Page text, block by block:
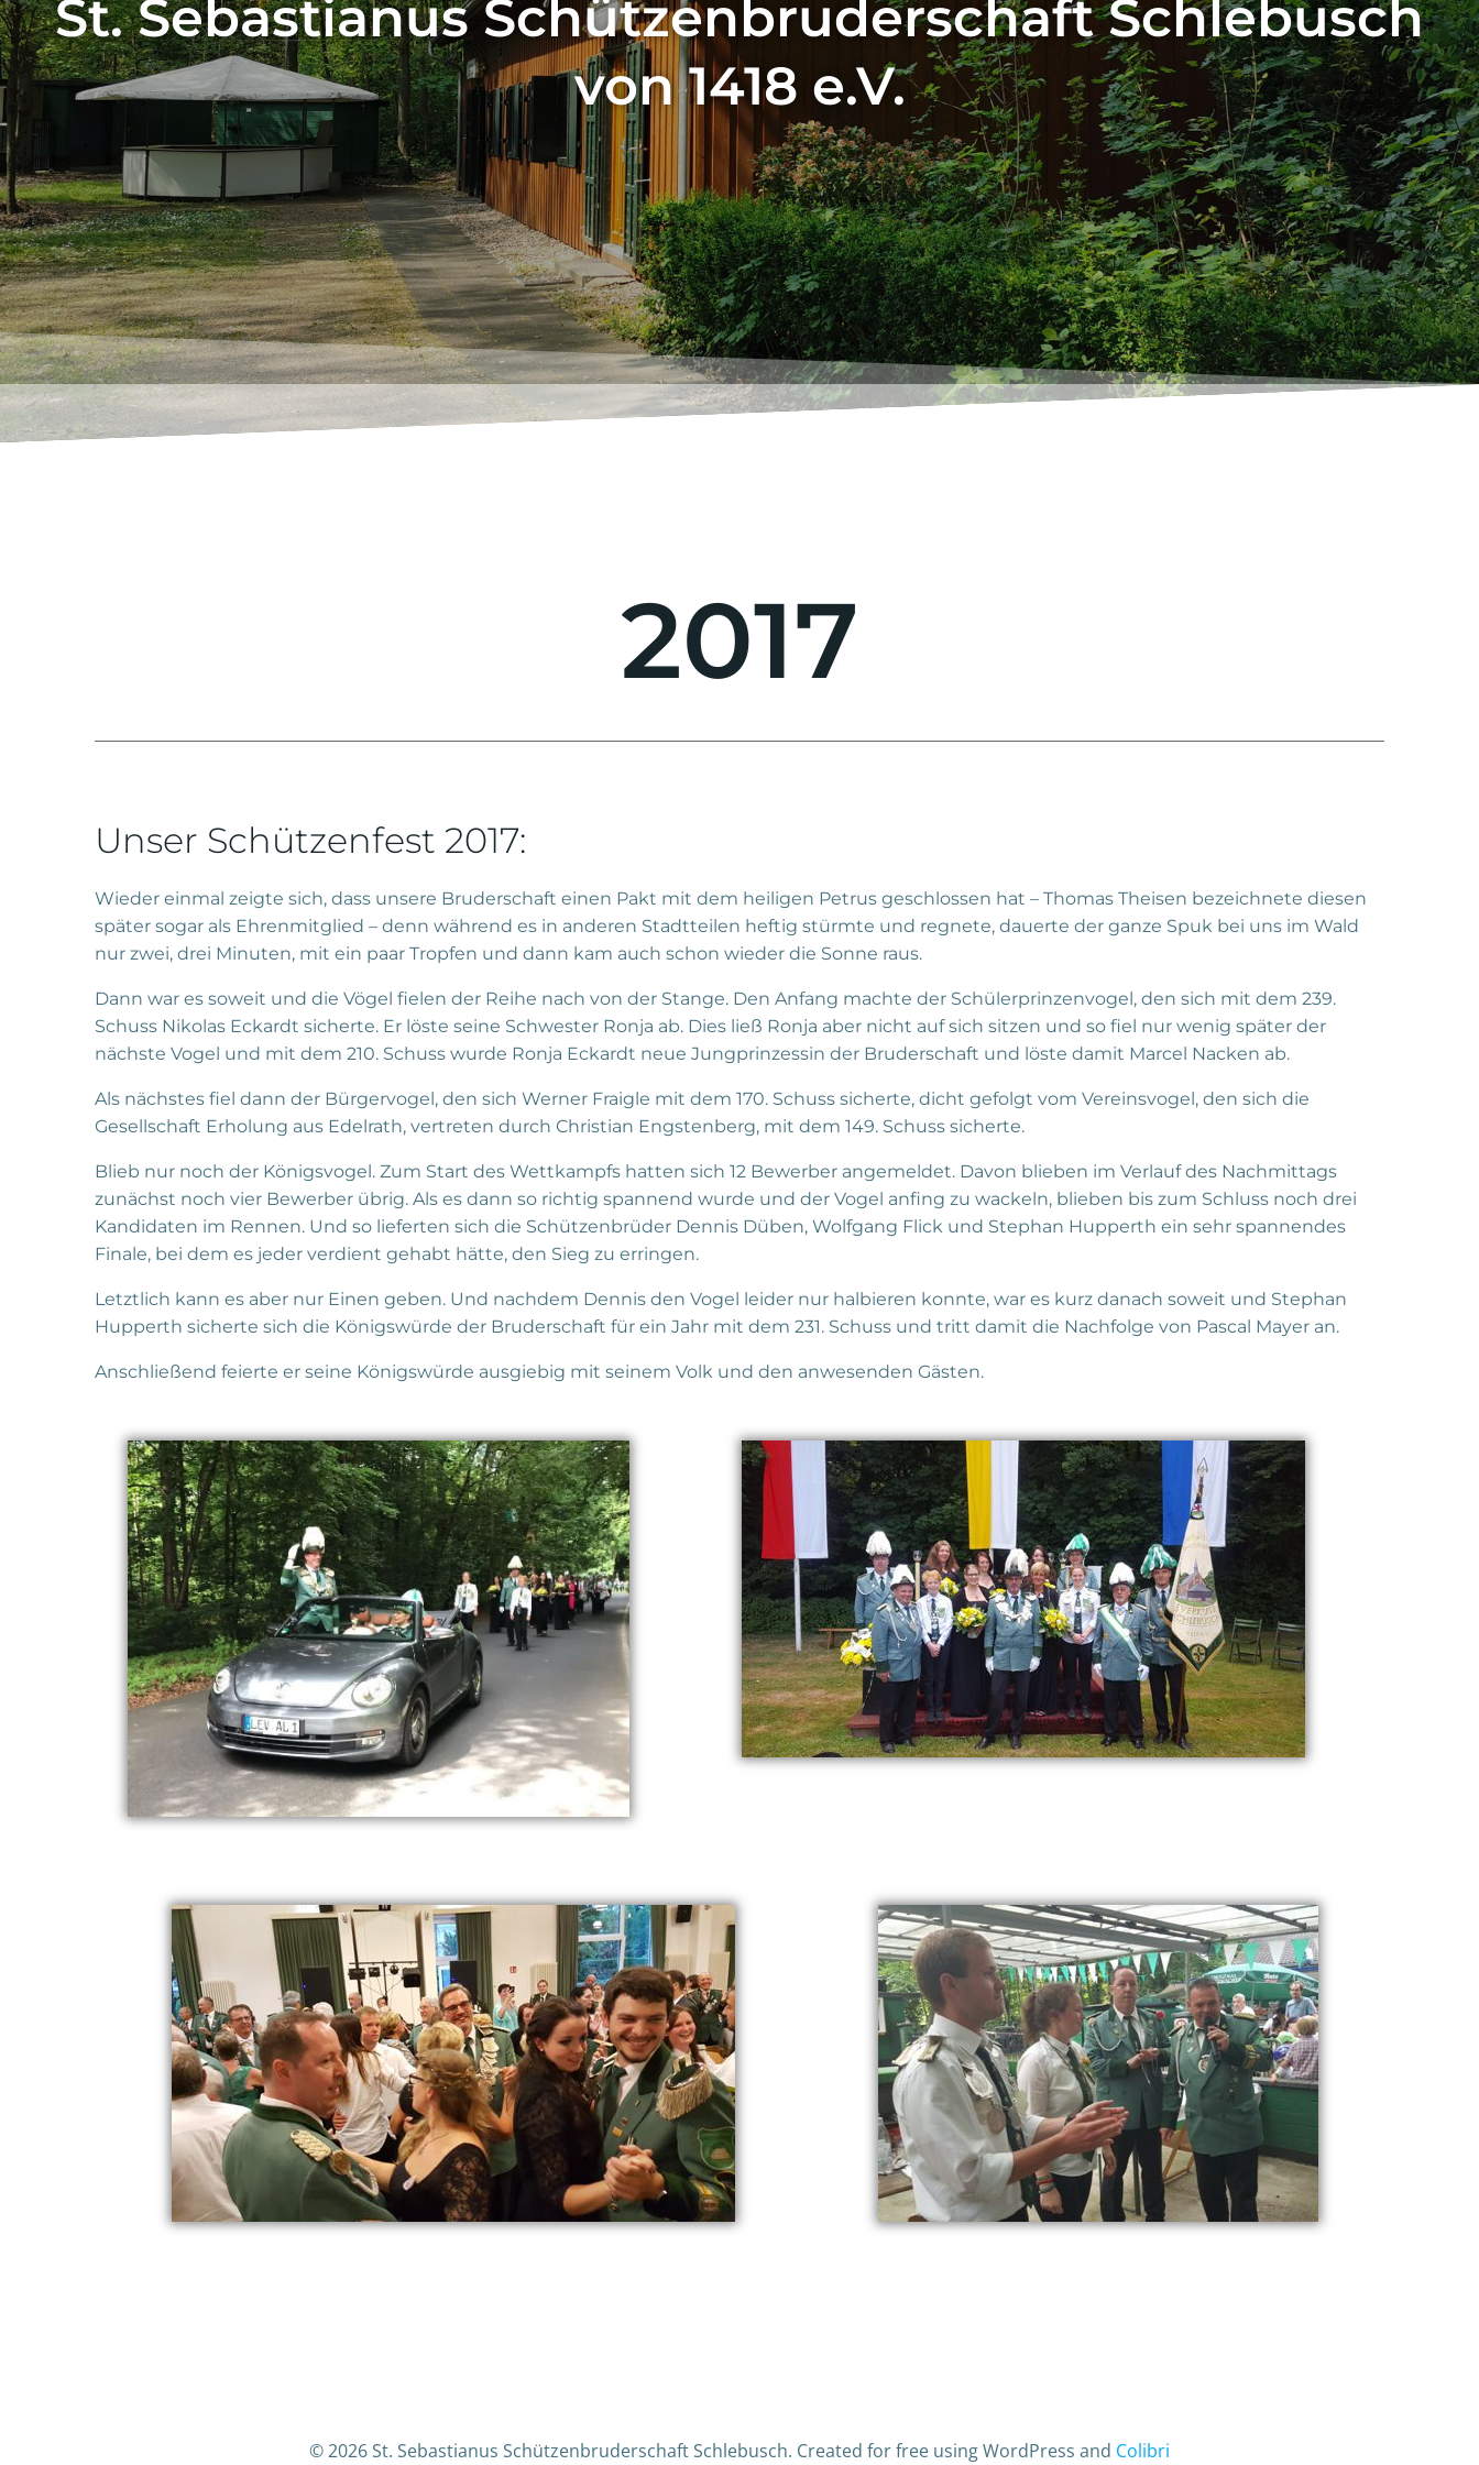
St. Sebastianus Schützenbruderschaft Schlebusch
von 1418 e.V.
2017
Unser Schützenfest 2017:
Wieder einmal zeigte sich, dass unsere Bruderschaft einen Pakt mit dem heiligen Petrus geschlossen hat – Thomas Theisen bezeichnete diesen
später sogar als Ehrenmitglied – denn während es in anderen Stadtteilen heftig stürmte und regnete, dauerte der ganze Spuk bei uns im Wald
nur zwei, drei Minuten, mit ein paar Tropfen und dann kam auch schon wieder die Sonne raus.
Dann war es soweit und die Vögel fielen der Reihe nach von der Stange. Den Anfang machte der Schülerprinzenvogel, den sich mit dem 239.
Schuss Nikolas Eckardt sicherte. Er löste seine Schwester Ronja ab. Dies ließ Ronja aber nicht auf sich sitzen und so fiel nur wenig später der
nächste Vogel und mit dem 210. Schuss wurde Ronja Eckardt neue Jungprinzessin der Bruderschaft und löste damit Marcel Nacken ab.
Als nächstes fiel dann der Bürgervogel, den sich Werner Fraigle mit dem 170. Schuss sicherte, dicht gefolgt vom Vereinsvogel, den sich die
Gesellschaft Erholung aus Edelrath, vertreten durch Christian Engstenberg, mit dem 149. Schuss sicherte.
Blieb nur noch der Königsvogel. Zum Start des Wettkampfs hatten sich 12 Bewerber angemeldet. Davon blieben im Verlauf des Nachmittags
zunächst noch vier Bewerber übrig. Als es dann so richtig spannend wurde und der Vogel anfing zu wackeln, blieben bis zum Schluss noch drei
Kandidaten im Rennen. Und so lieferten sich die Schützenbrüder Dennis Düben, Wolfgang Flick und Stephan Hupperth ein sehr spannendes
Finale, bei dem es jeder verdient gehabt hätte, den Sieg zu erringen.
Letztlich kann es aber nur Einen geben. Und nachdem Dennis den Vogel leider nur halbieren konnte, war es kurz danach soweit und Stephan
Hupperth sicherte sich die Königswürde der Bruderschaft für ein Jahr mit dem 231. Schuss und tritt damit die Nachfolge von Pascal Mayer an.
Anschließend feierte er seine Königswürde ausgiebig mit seinem Volk und den anwesenden Gästen.
© 2026 St. Sebastianus Schützenbruderschaft Schlebusch. Created for free using WordPress and Colibri